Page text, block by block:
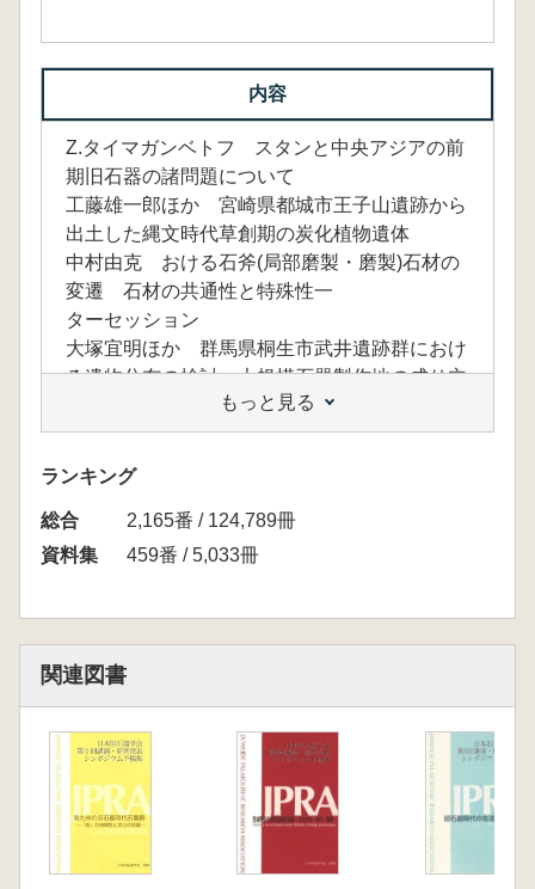
内容
Z.タイマガンベトフ スタンと中央アジアの前
期旧石器の諸問題について
工藤雄一郎ほか 宮崎県都城市王子山遺跡から
出土した縄文時代草創期の炭化植物遺体
中村由克 おける石斧(局部磨製・磨製)石材の
変遷 石材の共通性と特殊性一
ターセッション
大塚宜明ほか 群馬県桐生市武井遺跡群におけ
る遺物分布の検討一大規模石器製作地の成り立
ちを理解するための基礎研究一
橋詰 潤ほか 長野県長和町広原湿原周辺遺跡
における石器群の様相
堤 隆ほか 東矢出川遺跡における細石刃石器
群の黒曜石産地推定
門脇誠二 アフリカの中。後朗石器時代とレヴ
寒冷期の石材利用の変遷
野口 淳ほか ミキスタン・シンド州北部、ヴ
組成と技術についての予報―
長井謙治 韓国後期旧石器時代初頭の編年的試
み:炭素14年代からみた石器製作伝統の変遷
岩瀬 彬ほか 携帯性石刃石器はどのように使
われたのか―北海道帯広市川西C遺跡出土石器
もっと見る
ランキング
総合
2,165番 / 124,789冊
資料集
459番 / 5,033冊
関連図書